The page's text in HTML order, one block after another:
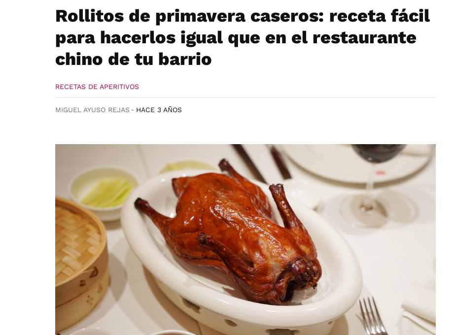
Rollitos de primavera caseros: receta fácil
para hacerlos igual que en el restaurante
chino de tu barrio
RECETAS DE APERITIVOS
MIGUEL AYUSO REJAS HACE 3 AÑOS